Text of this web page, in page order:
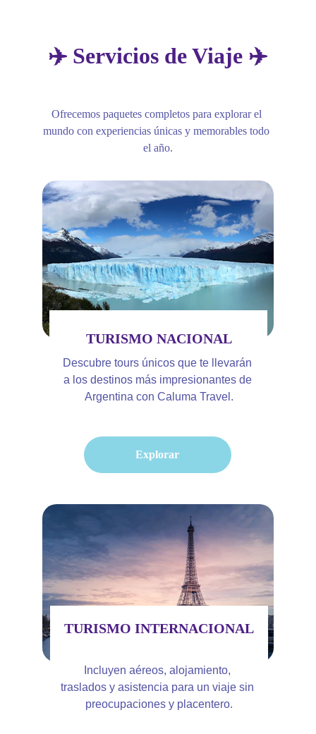
✈️ Servicios de Viaje ✈️
Ofrecemos paquetes completos para explorar el
mundo con experiencias únicas y memorables todo
el año.
TURISMO INTERNACIONAL
Incluyen aéreos, alojamiento,
traslados y asistencia para un viaje sin
preocupaciones y placentero.
TURISMO NACIONAL
Descubre tours únicos que te llevarán
a los destinos más impresionantes de
Argentina con Caluma Travel.
Explorar